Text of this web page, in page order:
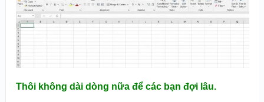
Thôi không dài dòng nữa để các bạn đợi lâu.